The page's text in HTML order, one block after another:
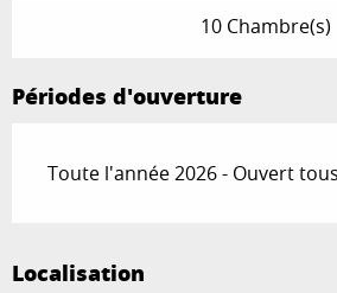
10 Chambre(s)
Périodes d'ouverture
Toute l'année 2026 - Ouvert
Localisation